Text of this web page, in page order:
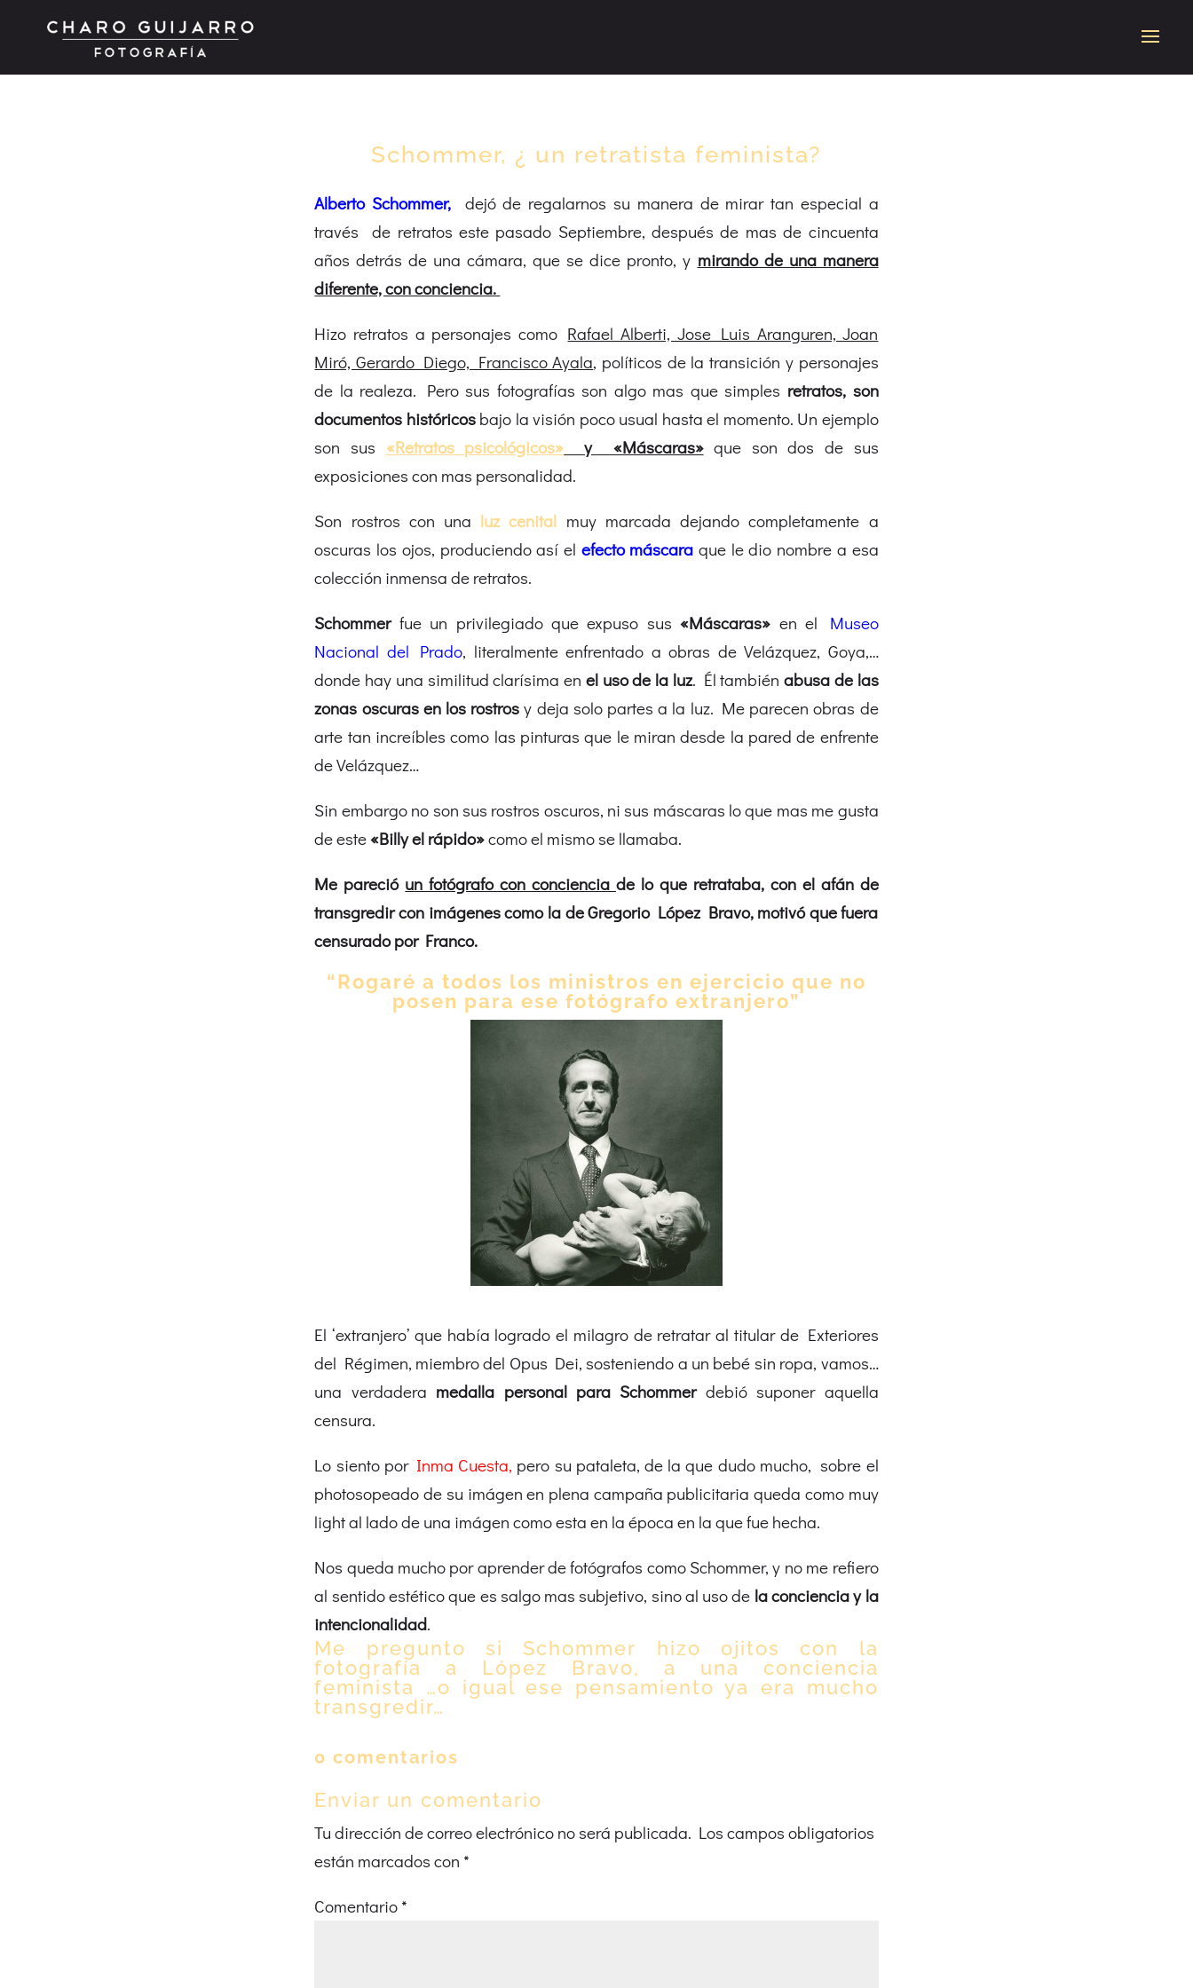
Schommer, ¿ un retratista feminista?
Alberto Schommer, dejó de regalarnos su manera de mirar tan especial a
través de retratos este pasado Septiembre, después de mas de cincuenta
años detrás de una cámara, que se dice pronto, y mirando de una manera
diferente, con conciencia.
Hizo retratos a personajes como Rafael Alberti, Jose Luis Aranguren, Joan
Miró, Gerardo Diego, Francisco Ayala, políticos de la transición y personajes
de la realeza. Pero sus fotografías son algo mas que simples retratos, son
documentos históricosbajo la visión poco usual hasta el momento. Un ejemplo
son sus «Retratos psicológicos» y «Máscaras»que son dos de sus
exposiciones con mas personalidad.
Son rostros con una luz cenital muy marcada dejando completamente a
oscuras los ojos, produciendo así el efecto máscara que le dio nombre a esa
colección inmensa de retratos.
Schommerfue un privilegiado que expuso sus«Máscaras» en el Museo
Nacional del Prado, literalmente enfrentado a obras de Velázquez, Goya,…
donde hay una similitud clarísima en el uso de la luz. Él tambiénabusa de las
zonas oscuras en los rostros y deja solo partes a la luz. Me parecen obras de
arte tan increíbles como las pinturas que le miran desde la pared de enfrente
de Velázquez…
Sin embargo no son sus rostros oscuros, ni sus máscaras lo que mas me gusta
de este«Billy el rápido»como el mismo se llamaba.
Me pareció un fotógrafo con concienciade lo que retrataba, con el afán de
transgredir con imágenes como la de Gregorio López Bravo, motivó que fuera
censurado por Franco.
“Rogaré a todos los ministros en ejercicio que no
posen para ese fotógrafo extranjero”
El ‘extranjero’ que había logrado el milagro de retratar al titular de Exteriores
del Régimen, miembro del Opus Dei, sosteniendo a un bebé sin ropa, vamos…
una verdadera medalla personal para Schommerdebió suponer aquella
censura.
Lo siento por Inma Cuesta, pero su pataleta, de la que dudo mucho, sobre el
photosopeado de su imágen en plena campaña publicitaria queda como muy
light al lado de una imágen como esta en la época en la que fue hecha.
Nos queda mucho por aprender de fotógrafos como Schommer, y no me refiero
al sentido estético que es salgo mas subjetivo, sino al uso de la conciencia y la
intencionalidad.
Me pregunto si Schommer hizo ojitos con la
fotografía a López Bravo, a una conciencia
feminista …o igual ese pensamiento ya era mucho
transgredir…
0 comentarios
Enviar un comentario
Tu dirección de correo electrónico no será publicada. Los campos obligatorios
están marcados con *
Comentario *